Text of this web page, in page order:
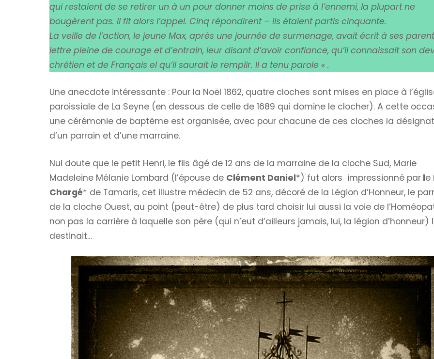
qui restaient de se retirer un à un pour donner moins de prise à l’ennemi, la plupart ne
bougèrent pas. Il fit alors l’appel. Cinq répondirent – ils étaient partis cinquante.
La veille de l’action, le jeune Max, après une journée de surmenage, avait écrit à ses
lettre pleine de courage et d’entrain, leur disant d’avoir confiance, qu’il connaissait son
chrétien et de Français el qu’il saurait le remplir. Il a tenu parole « .
Une anecdote intéressante : Pour la Noël 1862, quatre cloches sont mises en place à
paroissiale de La Seyne (en dessous de celle de 1689 qui domine le clocher). A cette
une cérémonie de baptême est organisée, avec pour chacune de ces cloches la
d’un parrain et d’une marraine.
Nul doute que le petit Henri, le fils âgé de 12 ans de la marraine de la cloche Sud, Marie
Madeleine Mélanie Lombard (l’épouse de Clément Daniel*) fut alors impressionné par le
Chargé* de Tamaris, cet illustre médecin de 52 ans, décoré de la Légion d’Honneur, le
de la cloche Ouest, au point (peut-être) de plus tard choisir lui aussi la voie de
non pas la carrière à laquelle son père (qui n’eut d’ailleurs jamais, lui, la légion d’honneur)
destinait…